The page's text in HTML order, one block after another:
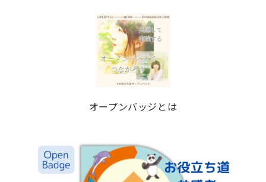
オープンバッジとは